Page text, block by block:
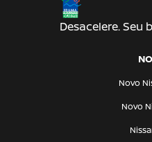
Desacelere. Seu
Novo
Novo